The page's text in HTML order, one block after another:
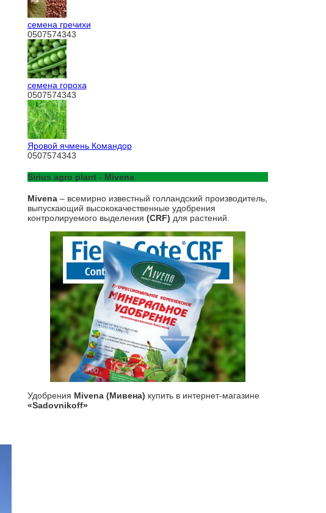
семена гречихи
0507574343
семена гороха
0507574343
Яровой ячмень Командор
0507574343
Sirius agro plant - Mivena
Mivena – всемирно известный голландский производитель,
выпускающий высококачественные удобрения
контролируемого выделения (CRF) для растений.
Удобрения Mivena (Мивена) купить в интернет-магазине
«Sadovnikoff»